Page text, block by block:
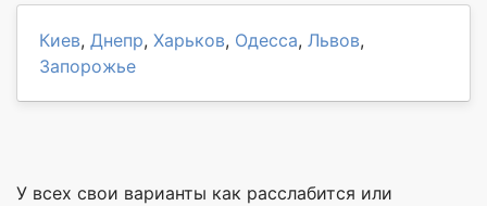
Киев, Днепр, Харьков, Одесса, Львов,
Запорожье
У всех свои варианты как расслабится или